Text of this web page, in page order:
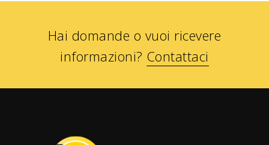
Hai domande o vuoi ricevere
informazioni? Contattaci